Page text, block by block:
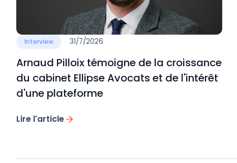
Interview 31/7/2026
Arnaud Pilloix témoigne de la croissance
du cabinet Ellipse Avocats et de l'intérêt
d'une plateforme
Lire l'article